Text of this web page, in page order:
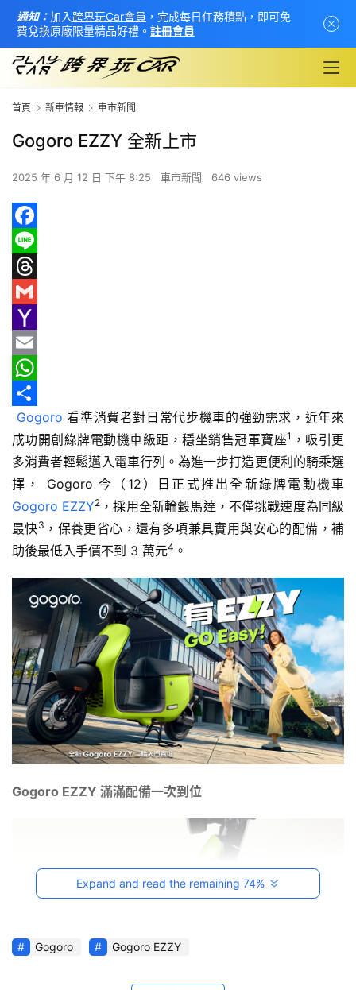
首
頁
新
車
情
報
車
輛
空
間
實
測
汽
／
車
試
駕
影
音
台
灣
與
玩
C
首頁 新車情報 車市新聞
Gogoro EZZY 全新上市
2025 年 6 月 12 日 下午 8:25 車市新聞 646 views
F
a
c
b
o
o
k
L
e
T
r
e
a
d
s
G
m
a
Y
a
h
o
o
M
a
i
l
E
m
a
i
l
W
h
a
t
s
A
p
分
享
Gogoro 看準消費者對日常代步機車的強勁需求，近年來
成功開創綠牌電動機車級距，穩坐銷售冠軍寶座1 ，吸引更
多消費者輕鬆邁入電車行列。為進一步打造更便利的騎乘選
Gogoro EZZY2 ，採用全新輪轂馬達，不僅挑戰速度為同級
最快3 ，保養更省心，還有多項兼具實用與安心的配備，補
助後最低入手價不到 3 萬元4 。
Gogoro EZZY 滿滿配備一次到位
Expand and read the remaining 74%
Gogoro Gogoro EZZY
通知：加入 跨界玩Car會員 ，完成每日任務積點，即可免
費兌換原廠限量精品好禮。 註冊會員